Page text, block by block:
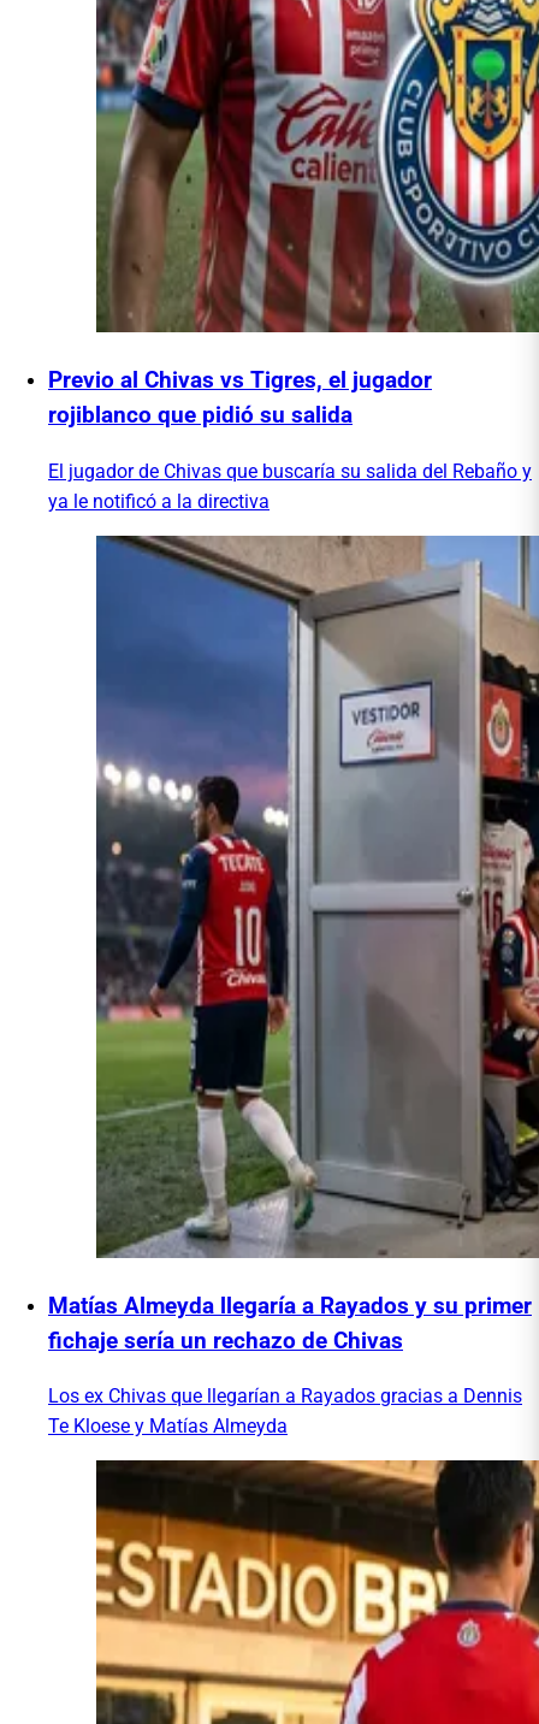
Previo al Chivas vs Tigres, el jugador
rojiblanco que pidió su salida
El jugador de Chivas que buscaría su salida del Rebaño y
ya le notificó a la directiva
Matías Almeyda llegaría a Rayados y su primer
fichaje sería un rechazo de Chivas
Los ex Chivas que llegarían a Rayados gracias a Dennis
Te Kloese y Matías Almeyda